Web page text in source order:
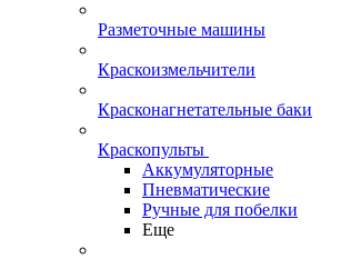
Разметочные машины
Краскоизмельчители
Красконагнетательные баки
Краскопульты
Аккумуляторные
Пневматические
Ручные для побелки
Еще